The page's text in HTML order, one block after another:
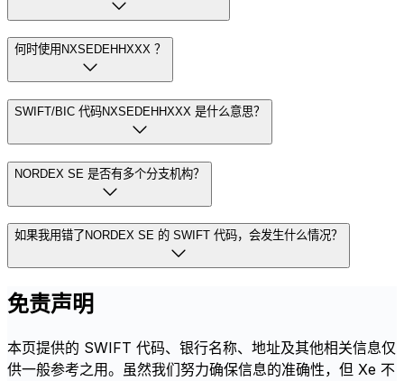
何时使用NXSEDEHHXXX ？
SWIFT/BIC 代码NXSEDEHHXXX 是什么意思？
NORDEX SE 是否有多个分支机构？
如果我用错了NORDEX SE 的 SWIFT 代码，会发生什么情况？
免责声明
本页提供的 SWIFT 代码、银行名称、地址及其他相关信息仅
供一般参考之用。虽然我们努力确保信息的准确性，但 Xe 不